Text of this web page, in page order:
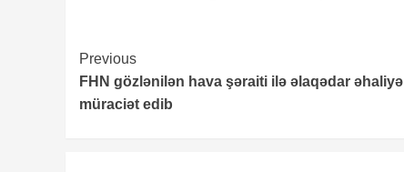
Continue
Reading
Previous
FHN gözlənilən hava şəraiti ilə əlaqədar əhaliyə
müraciət edib